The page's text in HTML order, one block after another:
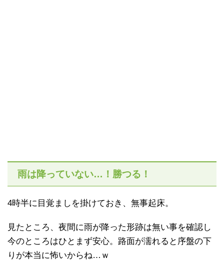
雨は降っていない…！勝つる！
4時半に目覚ましを掛けておき、無事起床。
見たところ、夜間に雨が降った形跡は無い事を確認し
今のところはひとまず安心。路面が濡れると序盤の下
りが本当に怖いからね…ｗ